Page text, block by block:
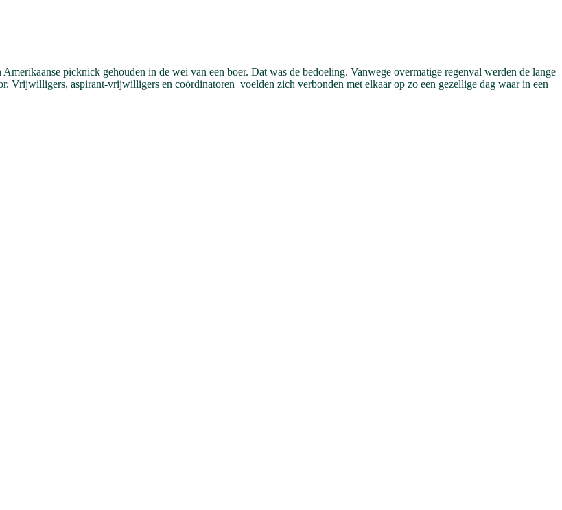
picknick gehouden in de wei van een boer. Dat was de bedoeling. Vanwege overmatige regenval werden de lange
Vrijwilligers, aspirant-vrijwilligers en coördinatoren voelden zich verbonden met elkaar op zo een gezellige dag waar in een